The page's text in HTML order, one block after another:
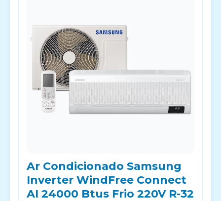
Ar Condicionado Samsung
Inverter WindFree Connect
AI 24000 Btus Frio 220V R-32